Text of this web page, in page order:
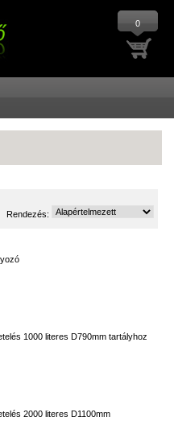
0
Rendezés:
1000 literes D790mm tartályhoz
2000 literes D1100mm